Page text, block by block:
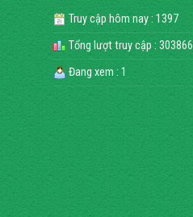
Truy cập hôm nay : 1397
Tổng lượt truy cập : 303866
Đang xem : 1